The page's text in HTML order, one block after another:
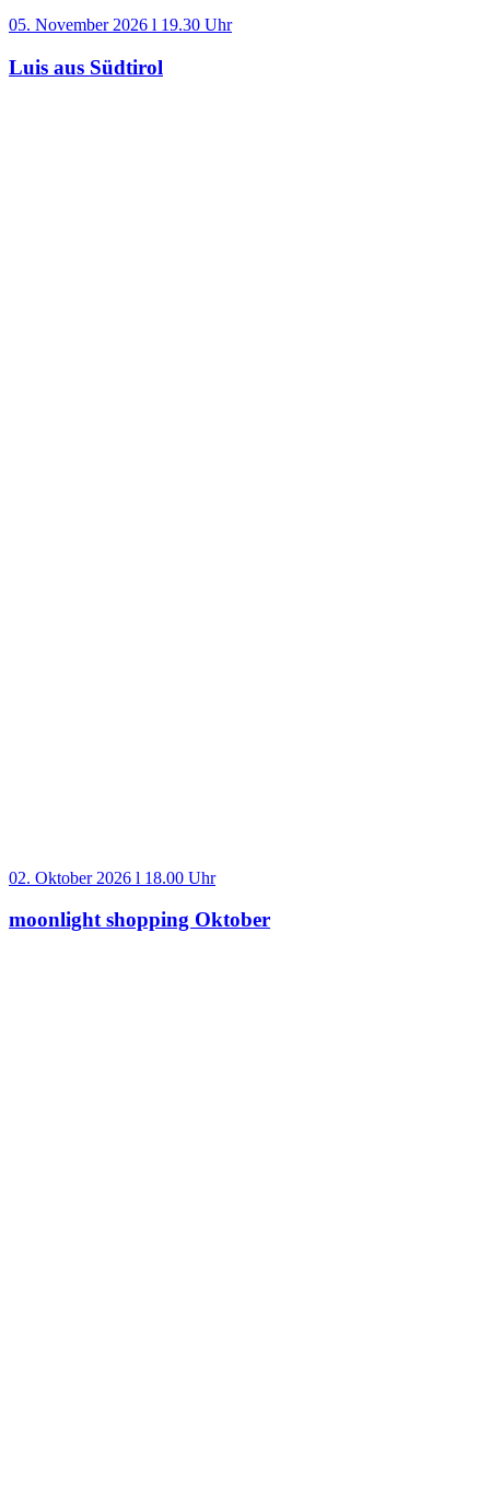
05. November 2026 l 19.30 Uhr
Luis aus Südtirol
02. Oktober 2026 l 18.00 Uhr
moonlight shopping Oktober